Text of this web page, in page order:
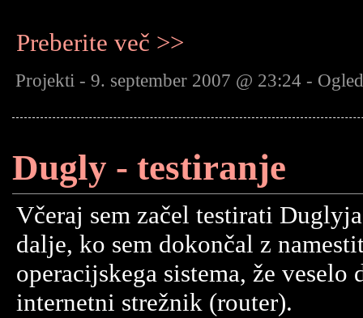
Preberite več >>
Projekti - 9. september 2007 @ 23:24 -
Dugly - testiranje
Včeraj sem začel testirati
dalje, ko sem dokončal z
operacijskega sistema, že veselo
internetni strežnik (router).